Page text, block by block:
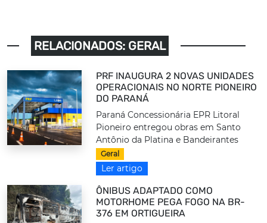
RELACIONADOS: GERAL
PRF INAUGURA 2 NOVAS UNIDADES
OPERACIONAIS NO NORTE PIONEIRO
DO PARANÁ
Paraná Concessionária EPR Litoral
Pioneiro entregou obras em Santo
Antônio da Platina e Bandeirantes
Geral
Ler artigo
ÔNIBUS ADAPTADO COMO
MOTORHOME PEGA FOGO NA BR-
376 EM ORTIGUEIRA